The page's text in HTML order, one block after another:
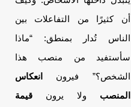
أن كثيرًا من التفاعلات بين
الناس تُدار بمنطق: “ماذا
سأستفيد من منصب هذا
الشخص؟” فيرون
انعكاس
المنصب ولا يرون قيمة